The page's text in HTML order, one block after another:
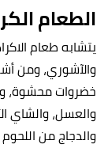
الطعام
يتشابه طعام
والآشوري، ومن
خضروات محشوة،
والعسل، والشاي
والدجاج من